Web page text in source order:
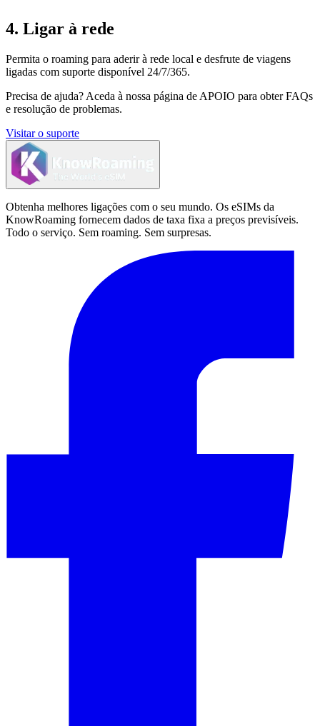
4. Ligar à rede
Permita o roaming para aderir à rede local e desfrute de viagens
ligadas com suporte disponível 24/7/365.
Precisa de ajuda? Aceda à nossa página de APOIO para obter FAQs
e resolução de problemas.
Visitar o suporte
Obtenha melhores ligações com o seu mundo. Os eSIMs da
KnowRoaming fornecem dados de taxa fixa a preços previsíveis.
Todo o serviço. Sem roaming. Sem surpresas.